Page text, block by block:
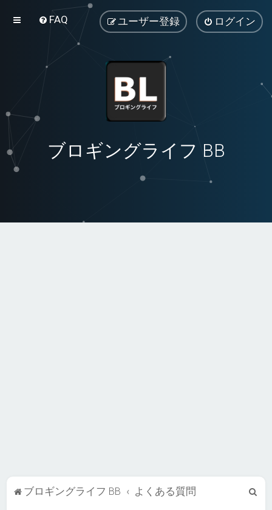
FAQ ログイン
ユーザー登録
ブロギングライフ BB
ブロギングライフ BB よくある質問